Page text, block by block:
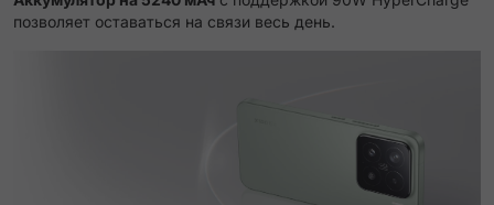
позволяет оставаться на связи весь день.